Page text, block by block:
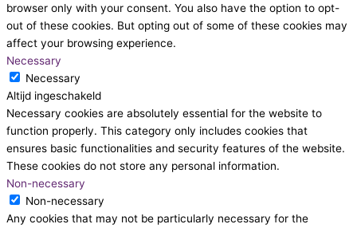
browser only with your consent. You also have the option to opt-
out of these cookies. But opting out of some of these cookies may
affect your browsing experience.
Necessary
Necessary
Altijd ingeschakeld
Necessary cookies are absolutely essential for the website to
function properly. This category only includes cookies that
ensures basic functionalities and security features of the website.
These cookies do not store any personal information.
Non-necessary
Non-necessary
Any cookies that may not be particularly necessary for the